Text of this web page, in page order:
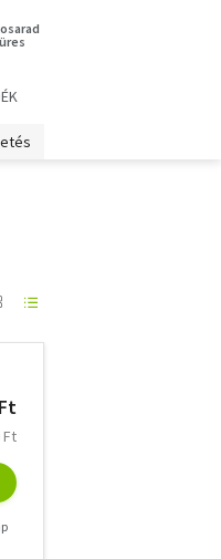
üres
Ft